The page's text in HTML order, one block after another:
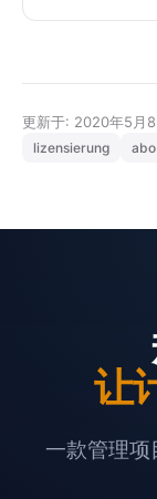
更新于: 2020年5月8
lizensierung abo
让
一款管理